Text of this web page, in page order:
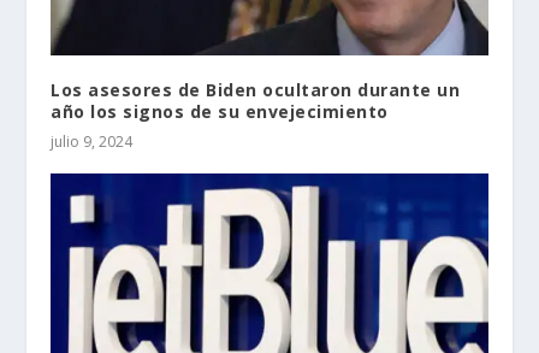
Los asesores de Biden ocultaron durante un
año los signos de su envejecimiento
julio 9, 2024